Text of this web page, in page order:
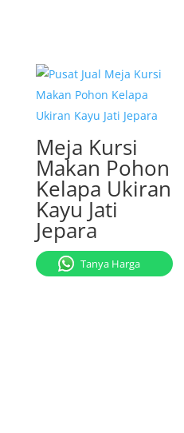
Meja Kursi
Makan Pohon
Kelapa Ukiran
Kayu Jati
Jepara
Tanya Harga